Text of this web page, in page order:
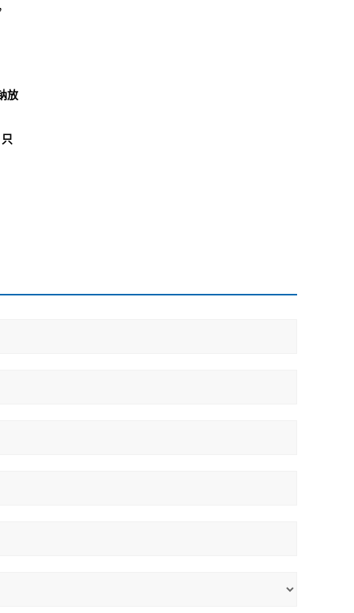
放